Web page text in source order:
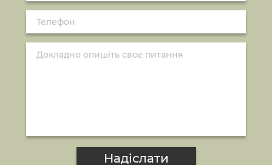
Надіслати